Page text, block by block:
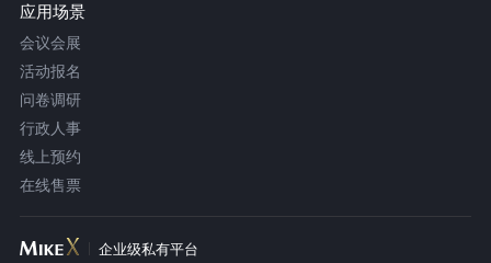
应用场景
会议会展
活动报名
问卷调研
行政人事
线上预约
在线售票
企业级私有平台